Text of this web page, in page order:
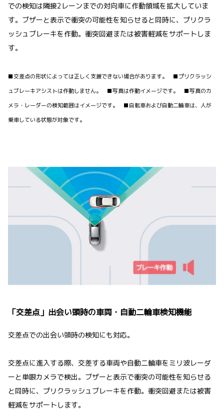
での検知は隣接2レーンまでの対向車に作動領域を拡大していま
す。ブザーと表示で衝突の可能性を知らせると同時に、プリクラ
ッシュブレーキを作動。衝突回避または被害軽減をサポートしま
す。
■交差点の形状によっては正しく支援できない場合があります。 ■プリクラッシ
ュブレーキアシストは作動しません。 ■写真は作動イメージです。 ■写真のカ
メラ・レーダーの検知範囲はイメージです。 ■自転車および自動二輪車は、人が
乗車している状態が対象です。
「交差点」出会い頭時の車両・自動二輪車検知機能
交差点での出会い頭時の検知にも対応。
交差点に進入する際、交差する車両や自動二輪車をミリ波レーダ
ーと単眼カメラで検出。ブザーと表示で衝突の可能性を知らせる
と同時に、プリクラッシュブレーキを作動。衝突回避または被害
軽減をサポートします。